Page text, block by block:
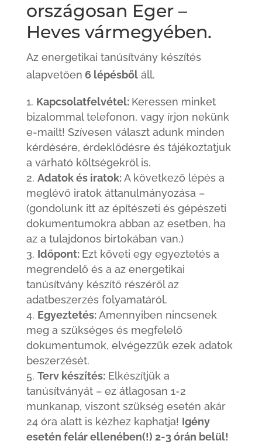
országosan Eger –
Heves vármegyében.
Az energetikai tanúsítvány készítés
alapvetően 6 lépésbőláll.
Kapcsolatfelvétel: Keressen minket
bizalommal telefonon, vagy írjon nekünk
e-mailt! Szívesen választ adunk minden
kérdésére, érdeklődésre és tájékoztatjuk
a várható költségekről is.
Adatok és iratok:A következő lépés a
meglévő iratok áttanulmányozása –
(gondolunk itt az építészeti és gépészeti
dokumentumokra abban az esetben, ha
az a tulajdonos birtokában van.)
Időpont: Ezt követi egy egyeztetés a
megrendelő és a az energetikai
tanúsítvány készítő részéről az
adatbeszerzés folyamatáról.
Egyeztetés:Amennyiben nincsenek
meg a szükséges és megfelelő
dokumentumok, elvégezzük ezek adatok
beszerzését.
Terv készítés:Elkészítjük a
tanúsítványát – ez átlagosan 1-2
munkanap, viszont szükség esetén akár
24 óra alatt is kézhez kaphatja! Igény
esetén felár ellenében(!) 2-3 órán belül!